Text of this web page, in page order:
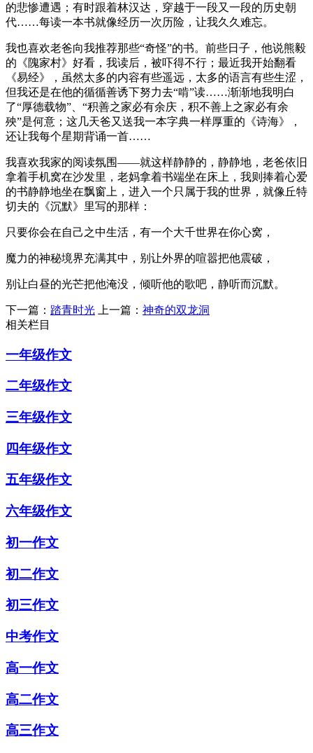
的悲惨遭遇；有时跟着林汉达，穿越于一段又一段的历史朝
代……每读一本书就像经历一次历险，让我久久难忘。
我也喜欢老爸向我推荐那些“奇怪”的书。前些日子，他说熊毅
的《隗家村》好看，我读后，被吓得不行；最近我开始翻看
《易经》，虽然太多的内容有些遥远，太多的语言有些生涩，
但我还是在他的循循善诱下努力去“啃”读……渐渐地我明白
了“厚德载物”、“积善之家必有余庆，积不善上之家必有余
殃”是何意；这几天爸又送我一本字典一样厚重的《诗海》，
还让我每个星期背诵一首……
我喜欢我家的阅读氛围——就这样静静的，静静地，老爸依旧
拿着手机窝在沙发里，老妈拿着书端坐在床上，我则捧着心爱
的书静静地坐在飘窗上，进入一个只属于我的世界，就像丘特
切夫的《沉默》里写的那样：
只要你会在自己之中生活，有一个大千世界在你心窝，
魔力的神秘境界充满其中，别让外界的喧嚣把他震破，
别让白昼的光芒把他淹没，倾听他的歌吧，静听而沉默。
下一篇： 踏青时光 上一篇： 神奇的双龙洞
相关栏目
一年级作文
二年级作文
三年级作文
四年级作文
五年级作文
六年级作文
初一作文
初二作文
初三作文
中考作文
高一作文
高二作文
高三作文